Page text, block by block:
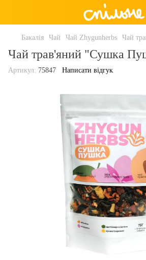
Бакалія Чай Чай Zhygunherbs Чай
Чай трав'яний "Сушка
Артикул: 75847 Написати відгук